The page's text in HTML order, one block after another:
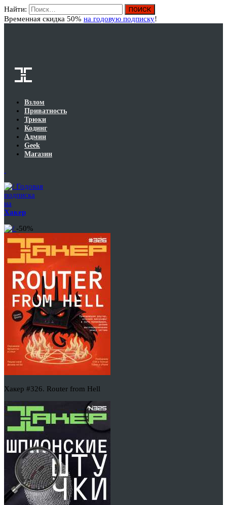
Найти:
Временная скидка 50% на годовую подписку!
Взлом
Приватность
Трюки
Кодинг
Админ
Geek
Магазин
Годовая
подписка
на
Хакер
-50%
Хакер #326. Router from Hell